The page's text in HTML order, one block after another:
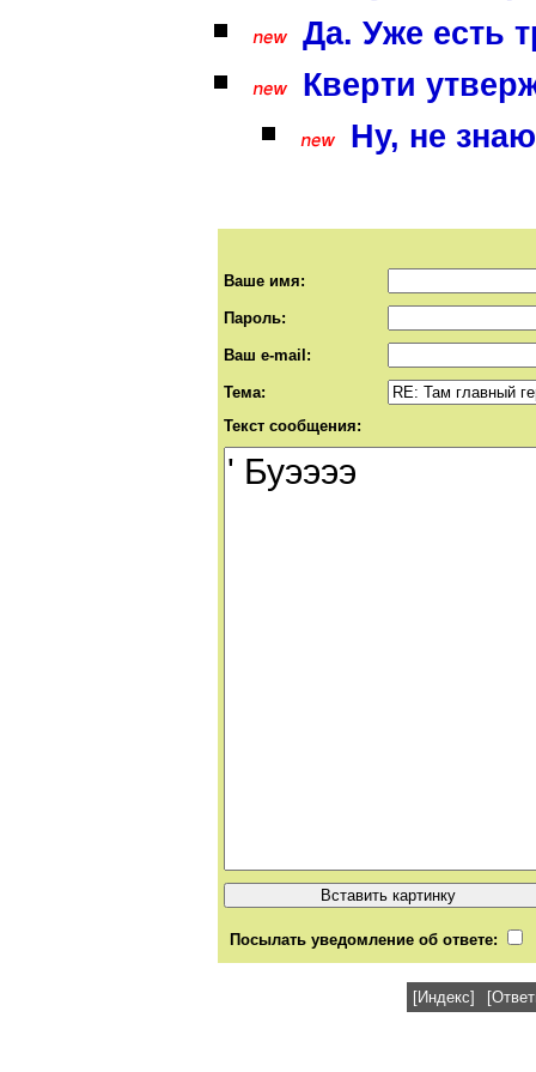
Да. Уже есть
Кверти
Ну, не
Ваше имя:
Пароль:
Ваш e-mail:
Тема:
Текст сообщения:
Посылать уведомление об ответе:
[Индекс]